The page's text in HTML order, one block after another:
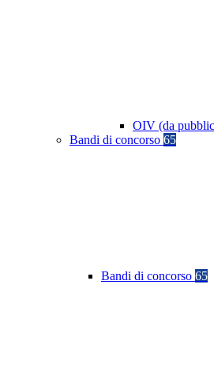
OIV (da
Bandi di concorso 65
Bandi di concorso 65